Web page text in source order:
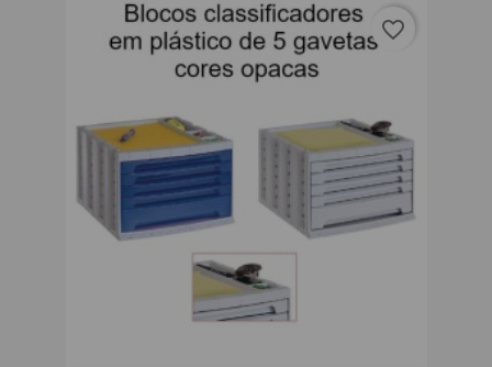
favorite_border